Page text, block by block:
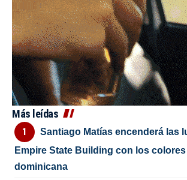
Más leídas
Santiago Matías encenderá las
Empire State Building con los
dominicana